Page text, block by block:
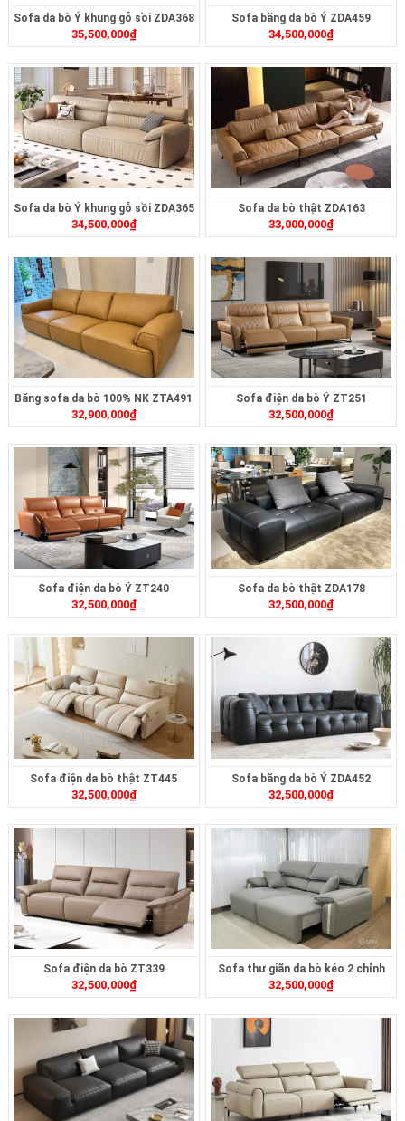
Sofa da bò Ý khung gỗ sồi ZDA368
35,500,000₫
Sofa băng da bò Ý ZDA459
34,500,000₫
Sofa da bò Ý khung gỗ sồi ZDA365
34,500,000₫
Sofa da bò thật ZDA163
33,000,000₫
Băng sofa da bò 100% NK ZTA491
32,900,000₫
Sofa điện da bò Ý ZT251
32,500,000₫
Sofa điện da bò Ý ZT240
32,500,000₫
Sofa da bò thật ZDA178
32,500,000₫
Sofa điện da bò thật ZT445
32,500,000₫
Sofa băng da bò Ý ZDA452
32,500,000₫
Sofa điện da bò ZT339
32,500,000₫
Sofa thư giãn da bò kéo 2 chỉnh
điện ZT2616A
32,500,000₫